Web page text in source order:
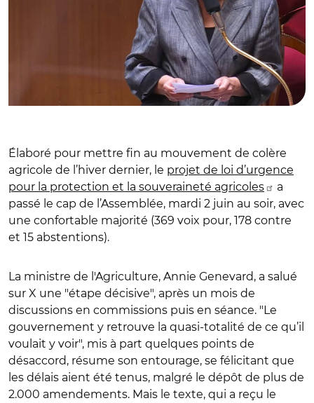
Élaboré pour mettre fin au mouvement de colère
agricole de l’hiver dernier, le projet de loi d’urgence
pour la protection et la souveraineté agricoles
a
passé le cap de l’Assemblée, mardi 2 juin au soir, avec
une confortable majorité (369 voix pour, 178 contre
et 15 abstentions).
La ministre de l'Agriculture, Annie Genevard, a salué
sur X une "étape décisive", après un mois de
discussions en commissions puis en séance. "Le
gouvernement y retrouve la quasi-totalité de ce qu’il
voulait y voir", mis à part quelques points de
désaccord, résume son entourage, se félicitant que
les délais aient été tenus, malgré le dépôt de plus de
2.000 amendements. Mais le texte, qui a reçu le